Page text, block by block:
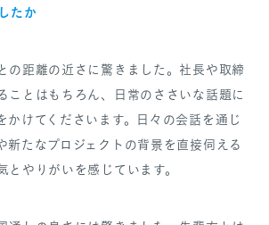
たか
の距離の近さに驚きました。社長や取締
ことはもちろん、日常のささいな話題に
かけてくださいます。日々の会話を通じ
新たなプロジェクトの背景を直接伺える
とやりがいを感じています。